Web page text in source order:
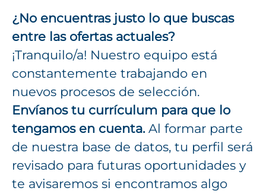
¿No encuentras justo lo que buscas
entre las ofertas actuales?
¡Tranquilo/a! Nuestro equipo está
constantemente trabajando en
nuevos procesos de selección.
Envíanos tu currículum para que lo
tengamos en cuenta. Al formar parte
de nuestra base de datos, tu perfil será
revisado para futuras oportunidades y
te avisaremos si encontramos algo